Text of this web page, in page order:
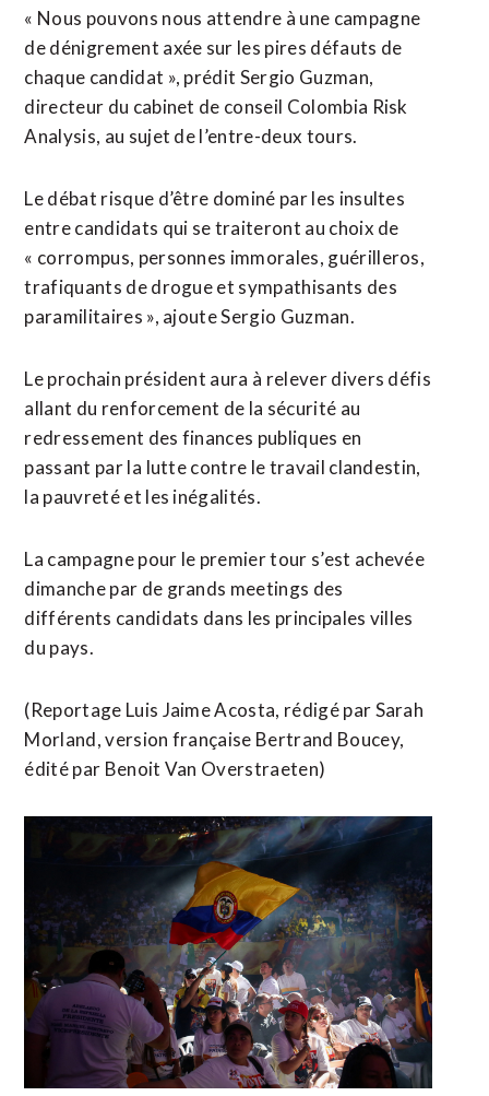
« Nous pouvons nous attendre à une campagne
de dénigrement axée sur les pires défauts de
chaque candidat », prédit Sergio ​Guzman,
directeur du cabinet de conseil Colombia Risk
Analysis, au sujet de l’entre-deux tours.
Le débat risque d’être dominé par les insultes
entre candidats qui se traiteront au choix de
« corrompus, personnes immorales, guérilleros,
trafiquants de drogue et sympathisants des
paramilitaires », ajoute Sergio Guzman.
Le prochain président aura à relever divers défis
allant du renforcement de la sécurité au
redressement des finances publiques en
passant par la ⁠lutte contre le travail clandestin,
la pauvreté et les inégalités.
La campagne pour le premier tour s’est achevée
dimanche par de grands meetings des
différents candidats dans les principales villes ​
du pays.
(Reportage Luis Jaime Acosta, rédigé par Sarah
Morland, version française ​Bertrand Boucey,
édité par Benoit Van Overstraeten)